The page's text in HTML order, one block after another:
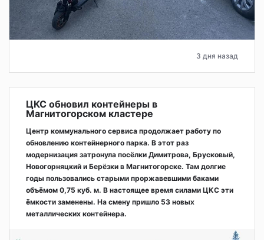
3 дня назад
ЦКС обновил контейнеры в
Магнитогорском кластере
Центр коммунального сервиса продолжает работу по
обновлению контейнерного парка. В этот раз
модернизация затронула посёлки Димитрова, Брусковый,
Новогорняцкий и Берёзки в Магнитогорске. Там долгие
годы пользовались старыми проржавевшими баками
объёмом 0,75 куб. м. В настоящее время силами ЦКС эти
ёмкости заменены. На смену пришло 53 новых
металлических контейнера.